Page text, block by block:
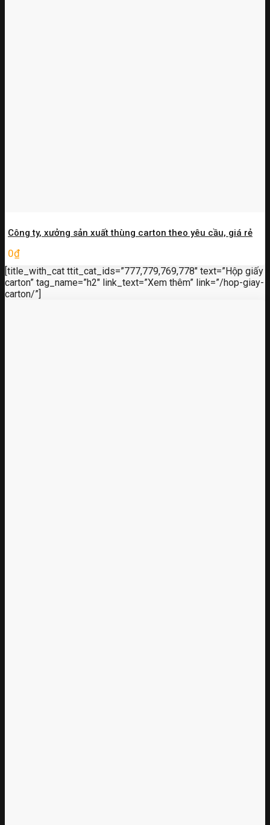
Công ty, xưởng sản xuất thùng carton theo yêu cầu, giá rẻ
0₫
[title_with_cat ttit_cat_ids=”777,779,769,778″ text=”Hộp giấy
carton” tag_name=”h2″ link_text=”Xem thêm” link=”/hop-giay-
carton/”]